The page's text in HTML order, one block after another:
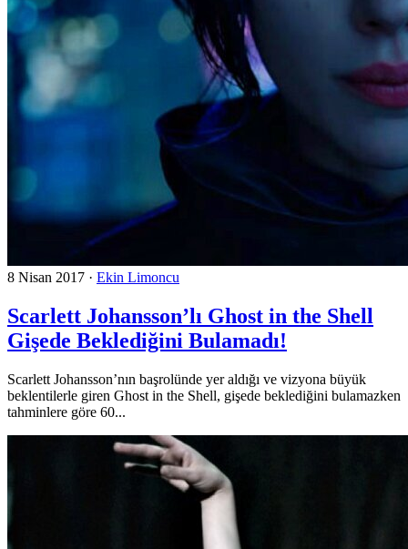
8 Nisan 2017 · Ekin Limoncu
Scarlett Johansson’lı Ghost in the Shell
Gişede Beklediğini Bulamadı!
Scarlett Johansson’nın başrolünde yer aldığı ve vizyona büyük
beklentilerle giren Ghost in the Shell, gişede beklediğini bulamazken
tahminlere göre 60...